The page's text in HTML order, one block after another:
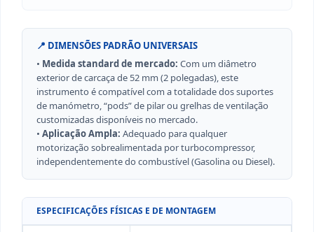
📍 DIMENSÕES PADRÃO UNIVERSAIS
• Medida standard de mercado: Com um diâmetro
exterior de carcaça de 52 mm (2 polegadas), este
instrumento é compatível com a totalidade dos suportes
de manómetro, “pods” de pilar ou grelhas de ventilação
customizadas disponíveis no mercado.
• Aplicação Ampla: Adequado para qualquer
motorização sobrealimentada por turbocompressor,
independentemente do combustível (Gasolina ou Diesel).
ESPECIFICAÇÕES FÍSICAS E DE MONTAGEM